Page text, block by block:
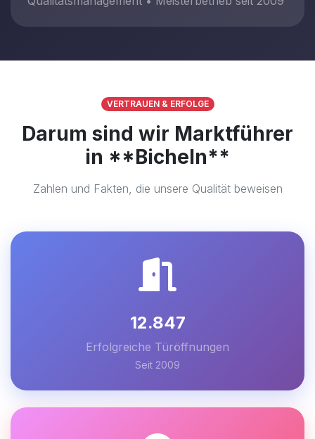
VERTRAUEN & ERFOLGE
Darum sind wir Marktführer
in **Bicheln**
Zahlen und Fakten, die unsere Qualität beweisen
12.847
Erfolgreiche Türöffnungen
Seit 2009